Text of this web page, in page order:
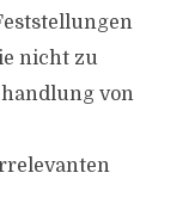
nicht zu
von